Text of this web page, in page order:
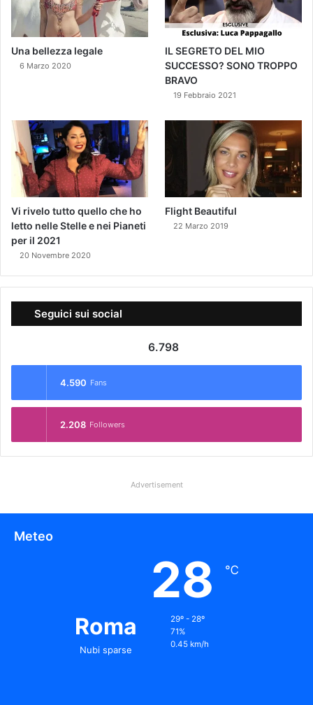
Una bellezza legale
6 Marzo 2020
IL SEGRETO DEL MIO
SUCCESSO? SONO TROPPO
BRAVO
19 Febbraio 2021
Vi rivelo tutto quello che ho
letto nelle Stelle e nei Pianeti
per il 2021
20 Novembre 2020
Flight Beautiful
22 Marzo 2019
Seguici sui social
6.798
4.590 Fans
2.208 Followers
Advertisement
Meteo
Roma
Nubi sparse
28 ℃
29º - 28º
71%
0.45 km/h